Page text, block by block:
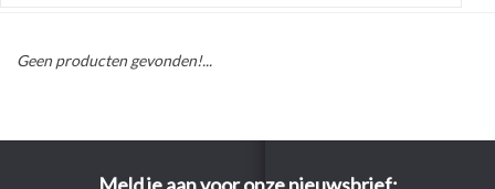
Geen producten gevonden!...